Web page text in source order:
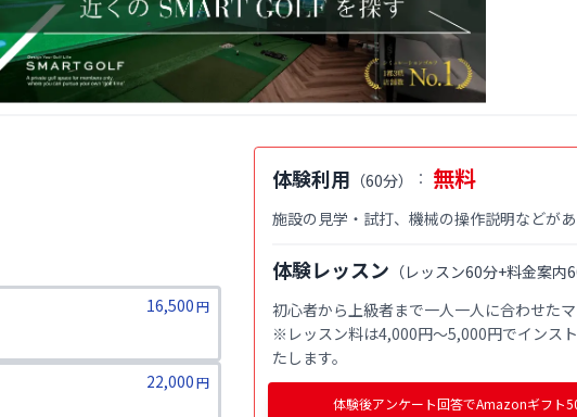
16,500円
22,000円
体験利用 （60分） ： 無料
施設の見学・試打、機械の操作説明などがあ
体験レッスン （レッスン60分+料金案内
初心者から上級者まで一人一人に合わせた
※レッスン料は4,000円〜5,000円でインス
たします。
体験後アンケート回答でAmazonギフト